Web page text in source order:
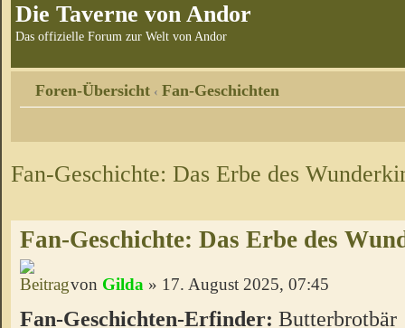
Die Taverne von Andor
Das offizielle Forum zur Welt von Andor
Foren-Übersicht ‹ Fan-Geschichten
Fan-Geschichte: Das Erbe des
Fan-Geschichte: Das Erbe des
von Gilda » 17. August 2025, 07:45
Fan-Geschichten-Erfinder: Butterbrotbär